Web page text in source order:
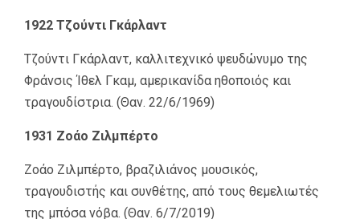
1922 Τζούντι Γκάρλαντ
Τζούντι Γκάρλαντ, καλλιτεχνικό ψευδώνυμο της
Φράνσις Ίθελ Γκαμ, αμερικανίδα ηθοποιός και
τραγουδίστρια. (Θαν. 22/6/1969)
1931 Ζοάο Ζιλμπέρτο
Ζοάο Ζιλμπέρτο, βραζιλιάνος μουσικός,
τραγουδιστής και συνθέτης, από τους θεμελιωτές
της μπόσα νόβα. (Θαν. 6/7/2019)